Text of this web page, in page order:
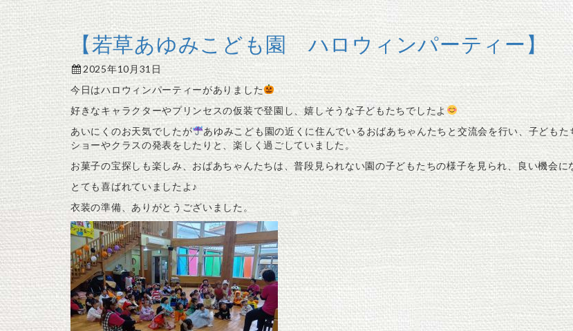
【若草あゆみこども園 ハロウィンパーティー】
2025年10月31日
今日はハロウィンパーティーがありました
好きなキャラクターやプリンセスの仮装で登園し、嬉しそうな子どもたちでしたよ
あいにくのお天気でしたが
あゆみこども園の近くに住んでいるおばあちゃんたちと交流会を行い、子どもた
ショーやクラスの発表をしたりと、楽しく過ごしていました。
お菓子の宝探しも楽しみ、おばあちゃんたちは、普段見られない園の子どもたちの様子を見られ、良い機会に
とても喜ばれていましたよ♪
衣装の準備、ありがとうございました。